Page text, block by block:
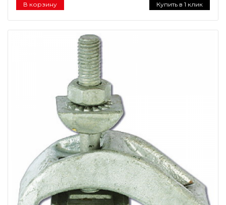
В корзину Купить в 1 клик